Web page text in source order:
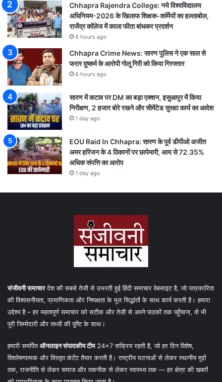
Chhapra Rajendra College: नये विश्वविद्यालय
अधिनियम-2026 के खिलाफ शिक्षक-कर्मियों का हल्लाबोल,
राजेंद्र कॉलेज में काला फीता बांधकर प्रदर्शन
6 hours ago
Chhapra Crime News: सारण पुलिस ने एक साल से
फरार दुष्कर्म के आरोपी गोलू गिरी को किया गिरफ्तार
6 hours ago
सारण में कटाव पर DM का बड़ा एक्शन, इसुआपुर में किया
निरीक्षण, 2 हजार बोरे रखने और सीमेंटेड सुरक्षा कार्य का आदेश
1 day ago
EOU Raid In Chhapra: सारण के पूर्व डीपीओ अजीत
अमर हरिजन के 4 ठिकानों पर छापेमारी, आय से 72.35%
अधिक संपत्ति का आरोप
1 day ago
संजीवनी समाचारदेश की सबसे तेजी से उभरती हुई हिंदी समाचार वेबसाइट है, जो पत्रकारिता
की विश्वसनीयता, प्रमाणिकता और निष्पक्षता के मूल सिद्धांतों के साथ कार्य करती है। हमारा
उद्देश्य है – हर महत्वपूर्ण समाचार को सटीक और तेज़ी से अपने पाठकों तक पहुँचाना, वो भी
पूरी जिम्मेदारी और तथ्यों की पुष्टि के साथ।
हमारी समर्पितऑनलाइन संपादकीय टीम24×7 सक्रिय रहती है, जो हर दिन विशेष,
विश्लेषणात्मक और विस्तृत कंटेंट तैयार करती है। राष्ट्रीय घटनाओं से लेकर स्थानीय मुद्दों
तक, राजनीति से लेकर समाज और तकनीक से लेकर स्वास्थ्य तक — हर क्षेत्र की खबरों